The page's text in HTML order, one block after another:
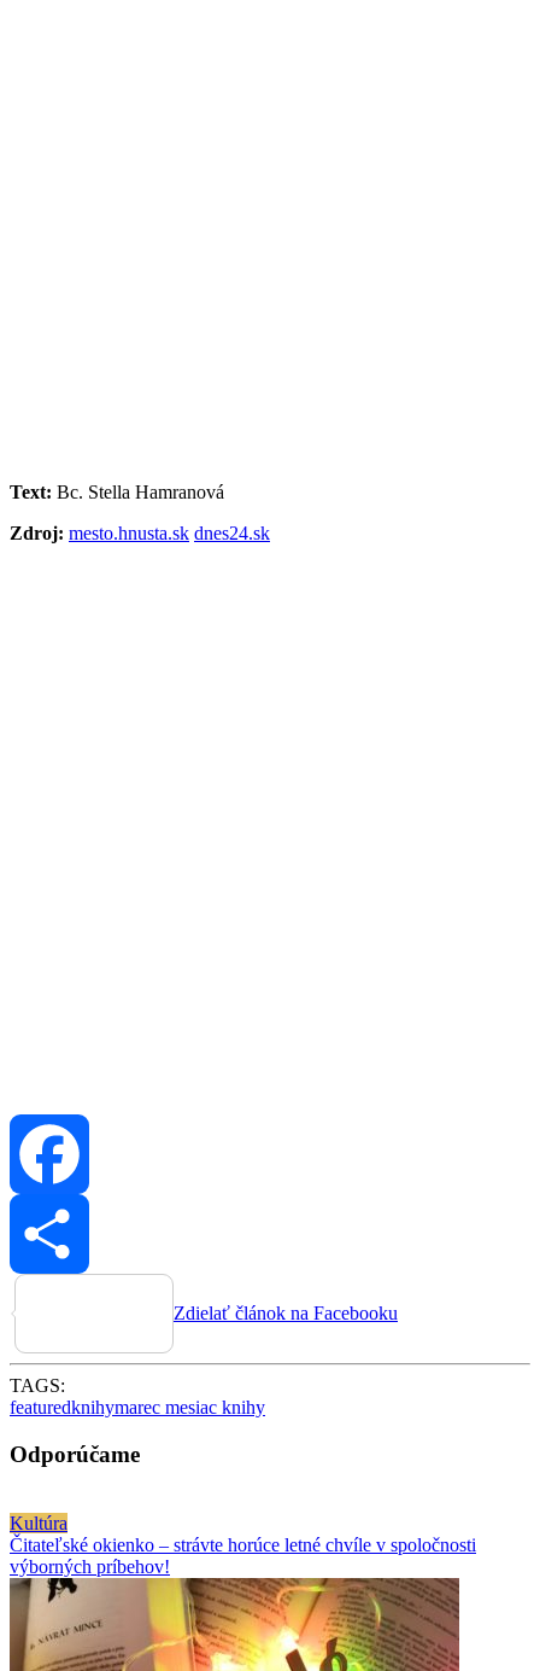
Text: Bc. Stella Hamranová
Zdroj: mesto.hnusta.sk dnes24.sk
Facebook
Zdielať článok na Facebooku
TAGS:
featuredknihymarec mesiac knihy
Odporúčame
Kultúra
Čitateľské okienko – strávte horúce letné chvíle v spoločnosti
výborných príbehov!